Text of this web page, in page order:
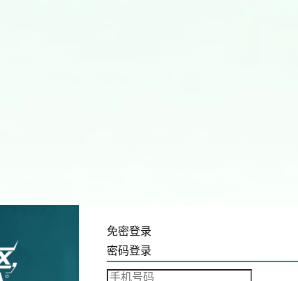
免密登录
密码登录